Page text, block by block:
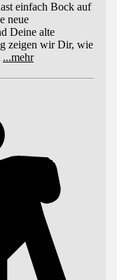
einfach Bock auf
neue
Deine alte
zeigen wir Dir, wie
...mehr